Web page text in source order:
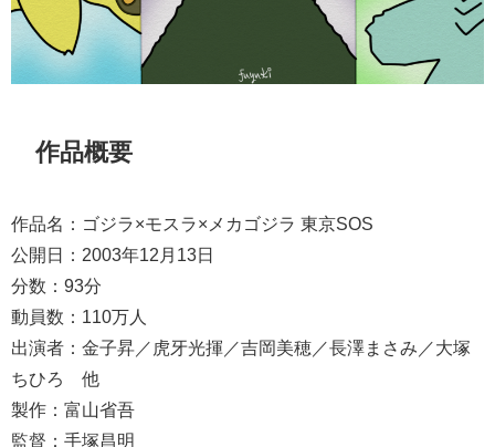
作品概要
作品名：ゴジラ×モスラ×メカゴジラ 東京SOS
公開日：2003年12月13日
分数：93分
動員数：110万人
出演者：金子昇／虎牙光揮／吉岡美穂／長澤まさみ／大塚
ちひろ 他
製作：富山省吾
監督：手塚昌明